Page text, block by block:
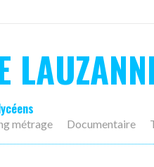
métrage Documentaire